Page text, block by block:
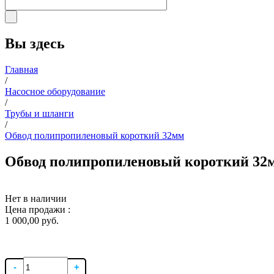
Вы здесь
Главная
/
Насосное оборудование
/
Трубы и шланги
/
Обвод полипропиленовый короткий 32мм
Обвод полипропиленовый короткий
Нет в наличии
Цена продажи :
1 000,00 руб.